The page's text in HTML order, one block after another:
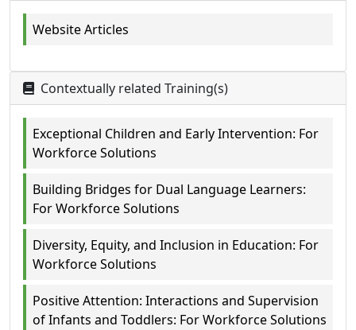
Website Articles
Contextually related Training(s)
Exceptional Children and Early Intervention: For
Workforce Solutions
Building Bridges for Dual Language Learners:
For Workforce Solutions
Diversity, Equity, and Inclusion in Education: For
Workforce Solutions
Positive Attention: Interactions and Supervision
of Infants and Toddlers: For Workforce Solutions